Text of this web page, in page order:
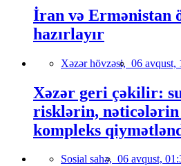
İran və Ermənistan
hazırlayır
Xəzər hövzəsi, 06 avqust,
Xəzər geri çəkilir:
risklərin,
kompleks
Sosial sahə, 06 avqust,